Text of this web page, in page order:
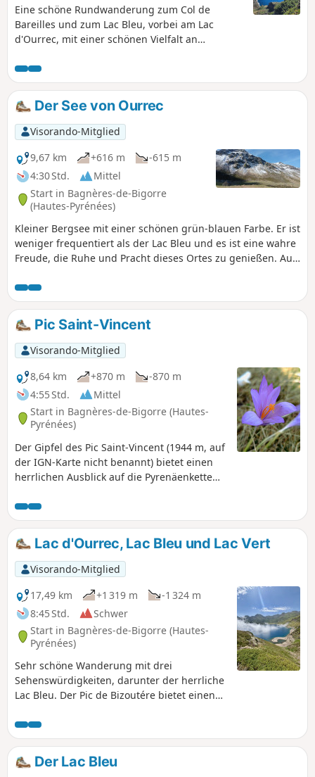
Eine schöne Rundwanderung zum Col de
Bareilles und zum Lac Bleu, vorbei am Lac
d'Ourrec, mit einer schönen Vielfalt an
wunderschönen Wasserfall zu sehen, der einen
Blick wert ist! Die Wanderung ist sehr gut
markiert und daher leicht zu folgen!
Der See von Ourrec
Visorando-Mitglied
9,67 km
+616 m
-615 m
4:30 Std.
Mittel
Start in Bagnères-de-Bigorre
(Hautes-Pyrénées)
Kleiner Bergsee mit einer schönen grün-blauen Farbe. Er ist
weniger frequentiert als der Lac Bleu und es ist eine wahre
Freude, die Ruhe und Pracht dieses Ortes zu genießen. Auf
d'Ouscouaou bewundern.
Pic Saint-Vincent
Visorando-Mitglied
8,64 km
+870 m
-870 m
4:55 Std.
Mittel
Start in Bagnères-de-Bigorre (Hautes-
Pyrénées)
Der Gipfel des Pic Saint-Vincent (1944 m, auf
der IGN-Karte nicht benannt) bietet einen
herrlichen Ausblick auf die Pyrenäenkette
Balaïtous. Er liegt südlich des Pic du
Montaigu.
Lac d'Ourrec, Lac Bleu und Lac Vert
Visorando-Mitglied
17,49 km
+1 319 m
-1 324 m
8:45 Std.
Schwer
Start in Bagnères-de-Bigorre (Hautes-
Pyrénées)
Sehr schöne Wanderung mit drei
Sehenswürdigkeiten, darunter der herrliche
Lac Bleu. Der Pic de Bizoutére bietet einen
Seite und auf Hautacam auf der linken Seite,
nicht zu vergessen den berühmten Pic du
Midi. Auf dem Rückweg kommt man an
herrlichen Wasserfällen vorbei.
Der Lac Bleu